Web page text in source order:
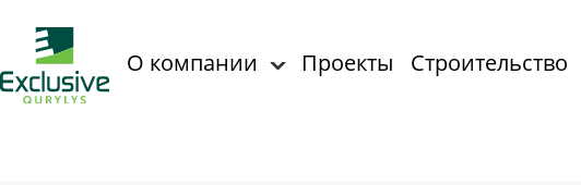
О компании Проекты Строительство